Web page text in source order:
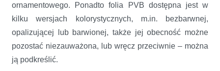
ornamentowego. Ponadto folia PVB dostępna jest w
kilku wersjach kolorystycznych, m.in. bezbarwnej,
opalizującej lub barwionej, także jej obecność możne
pozostać niezauważona, lub wręcz przeciwnie – można
ją podkreślić.